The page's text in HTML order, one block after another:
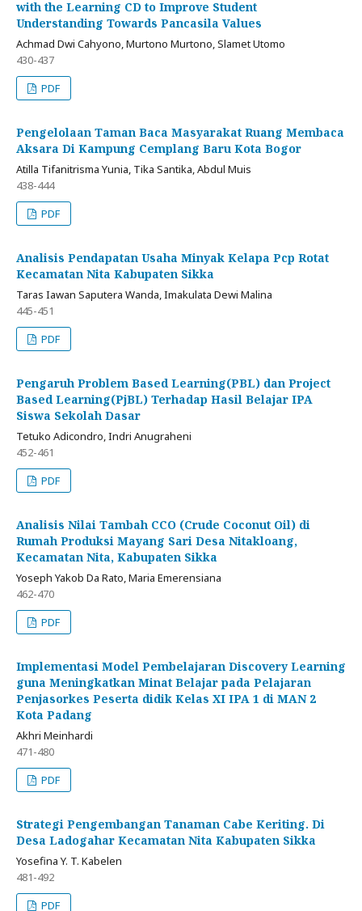
with the Learning CD to Improve Student
Understanding Towards Pancasila Values
Achmad Dwi Cahyono, Murtono Murtono, Slamet Utomo
430-437
PDF
Pengelolaan Taman Baca Masyarakat Ruang Membaca
Aksara Di Kampung Cemplang Baru Kota Bogor
Atilla Tifanitrisma Yunia, Tika Santika, Abdul Muis
438-444
PDF
Analisis Pendapatan Usaha Minyak Kelapa Pcp Rotat
Kecamatan Nita Kabupaten Sikka
Taras Iawan Saputera Wanda, Imakulata Dewi Malina
445-451
PDF
Pengaruh Problem Based Learning(PBL) dan Project
Based Learning(PjBL) Terhadap Hasil Belajar IPA
Siswa Sekolah Dasar
Tetuko Adicondro, Indri Anugraheni
452-461
PDF
Analisis Nilai Tambah CCO (Crude Coconut Oil) di
Rumah Produksi Mayang Sari Desa Nitakloang,
Kecamatan Nita, Kabupaten Sikka
Yoseph Yakob Da Rato, Maria Emerensiana
462-470
PDF
Implementasi Model Pembelajaran Discovery Learning
guna Meningkatkan Minat Belajar pada Pelajaran
Penjasorkes Peserta didik Kelas XI IPA 1 di MAN 2
Kota Padang
Akhri Meinhardi
471-480
PDF
Strategi Pengembangan Tanaman Cabe Keriting. Di
Desa Ladogahar Kecamatan Nita Kabupaten Sikka
Yosefina Y. T. Kabelen
481-492
PDF